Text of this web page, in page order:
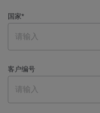
国家*
客户编号